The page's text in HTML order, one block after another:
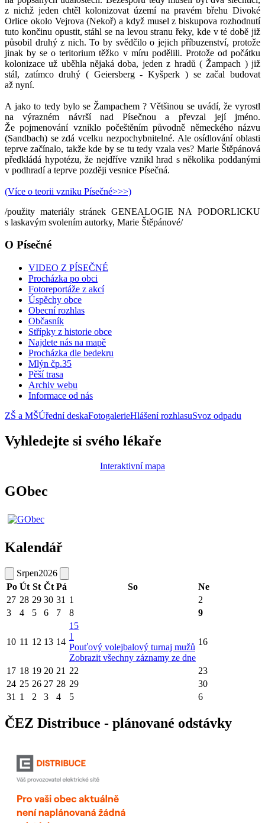
z nichž jeden chtěl kolonizovat území na pravém břehu Divoké
Orlice okolo Vejrova (Nekoř) a když musel z biskupova rozhodnutí
tuto končinu opustit, stáhl se na levou stranu řeky, kde v té době již
působil druhý z nich. To by svědčilo o jejich příbuzenství, protože
jinak by se o teritorium těžko v míru podělili. Protože od počátku
kolonizace už uběhla nějaká doba, jeden z hradů ( Žampach ) již
stál, zatímco druhý ( Geiersberg - Kyšperk ) se začal budovat
až nyní.
A jako to tedy bylo se Žampachem ? Většinou se uvádí, že vyrostl
na výrazném návrší nad Písečnou a převzal její jméno.
Že pojmenování vzniklo počeštěním původně německého názvu
(Sandbach) se zdá vcelku nezpochybnitelné. Ale osídlování oblasti
teprve začínalo, takže kde by se tu tedy vzala ves? Marie Štěpánová
předkládá hypotézu, že nejdříve vznikl hrad s několika poddanými
v podhradí a teprve později vesnice Písečná.
(Více o teorii vzniku Písečné>>>)
/použity materiály stránek GENEALOGIE NA PODORLICKU
s laskavým svolením autorky, Marie Štěpánové/
O Písečné
VIDEO Z PÍSEČNÉ
Procházka po obci
Fotoreportáže z akcí
Úspěchy obce
Obecní rozhlas
Občasník
Střípky z historie obce
Najdete nás na mapě
Procházka dle bedekru
Mlýn čp.35
Pěší trasa
Archiv webu
Informace od nás
ZŠ a MŠÚřední deskaFotogalerieHlášení rozhlasuSvoz odpadu
Vyhledejte si svého lékaře
Interaktivní mapa
GObec
Kalendář
Srpen2026
Po Út St Čt Pá So
Ne
27 28 29 30 31 1
2
3
4 5 6 7 8 9
10 11 12 13 14
15
1
Pouťový volejbalový turnaj mužů
Zobrazit všechny záznamy ze dne
16
17 18 19 20 21 22
23
24 25 26 27 28 29
30
31 1 2 3 4 5 6
ČEZ Distribuce - plánované odstávky